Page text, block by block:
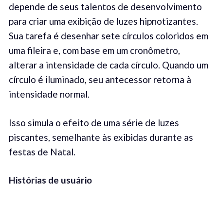
depende de seus talentos de desenvolvimento
para criar uma exibição de luzes hipnotizantes.
Sua tarefa é desenhar sete círculos coloridos em
uma fileira e, com base em um cronômetro,
alterar a intensidade de cada círculo. Quando um
círculo é iluminado, seu antecessor retorna à
intensidade normal.
Isso simula o efeito de uma série de luzes
piscantes, semelhante às exibidas durante as
festas de Natal.
Histórias de usuário